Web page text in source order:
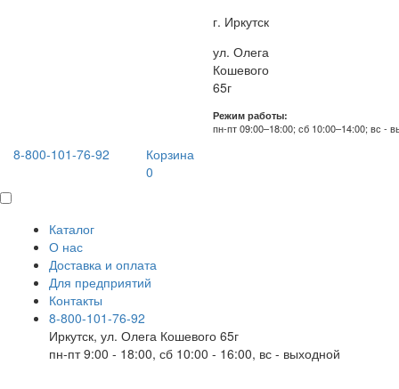
г. Иркутск
ул. Олега
Кошевого
65г
Режим работы:
пн-пт 09:00–18:00; сб 10:00–14:00; вс -
8-800-101-76-92
Корзина
0
Каталог
О нас
Доставка и оплата
Для предприятий
Контакты
8-800-101-76-92
Иркутск, ул. Олега Кошевого 65г
пн-пт 9:00 - 18:00, сб 10:00 - 16:00, вс - выходной